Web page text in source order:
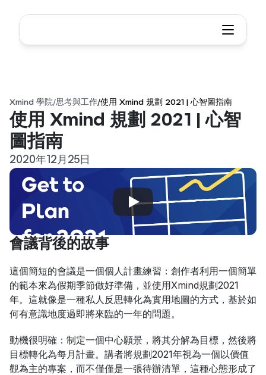
Xmind 學院/思考與工作/使用 Xmind 規劃 2021 | 心智圖指南
使用 Xmind 規劃 2021 | 心智
圖指南
2020年12月25日
會議背後的故事
這個簡短的會議是一個個人計畫練習：創作者利用一個簡單
的範本來為假期季節做好準備，並使用Xmind規劃2021
年。這就像是一種私人反思轉化為實用地圖的方式，基於如
何有意識地度過即將來臨的一年的問題。
動機很明確：制定一個中心願景，將其分解為目標，然後將
目標轉化為每月計畫。講者將規劃2021年視為一個以價值
觀為主的專案，而不僅僅是一張待辦清單，這種心態形成了